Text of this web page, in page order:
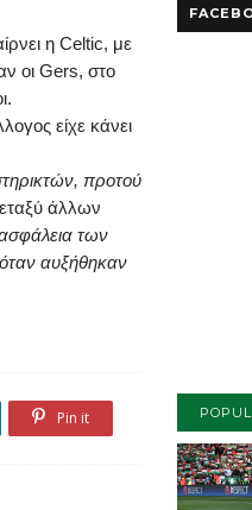
η Celtic, με
οι Gers, στο
είχε κάνει
προτού
άλλων
των
όταν αυξήθηκαν
Pin it